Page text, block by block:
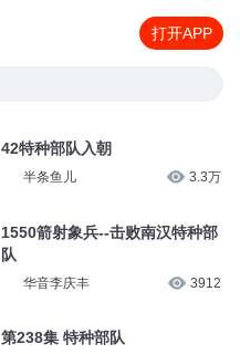
打开APP
42特种部队入朝
半条鱼儿 3.3万
1550箭射象兵--击败南汉特种部
队
华音李庆丰 3912
第238集 特种部队